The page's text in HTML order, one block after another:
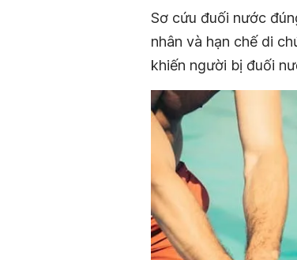
Sơ cứu đuối nước
nhân và hạn chế di
khiến người bị đuối